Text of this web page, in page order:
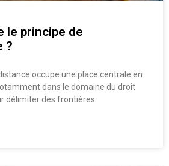
le principe de
?
occupe une place centrale en
dans le domaine du droit
délimiter des frontières